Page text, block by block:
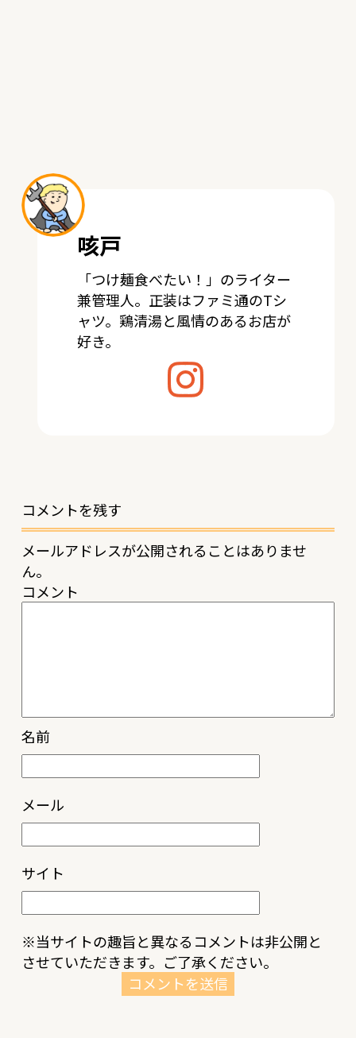
咳戸
「つけ麺食べたい！」のライター
兼管理人。正装はファミ通のTシ
ャツ。鶏清湯と風情のあるお店が
好き。
コメントを残す
メールアドレスが公開されることはありませ
ん。
コメント
名前
メール
サイト
※当サイトの趣旨と異なるコメントは非公開と
させていただきます。ご了承ください。